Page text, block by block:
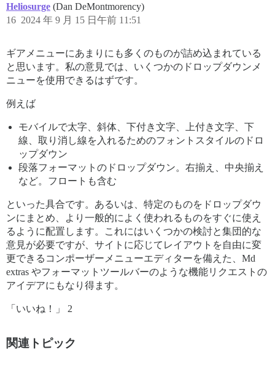
Heliosurge (Dan DeMontmorency)
2024 年 9 月 15 日午前 11:51
16
ギアメニューにあまりにも多くのものが詰め込まれている
と思います。私の意見では、いくつかのドロップダウンメ
ニューを使用できるはずです。
例えば
モバイルで太字、斜体、下付き文字、上付き文字、下
線、取り消し線を入れるためのフォントスタイルのドロ
ップダウン
段落フォーマットのドロップダウン。右揃え、中央揃え
など。フロートも含む
といった具合です。あるいは、特定のものをドロップダウ
ンにまとめ、より一般的によく使われるものをすぐに使え
るように配置します。これにはいくつかの検討と集団的な
意見が必要ですが、サイトに応じてレイアウトを自由に変
更できるコンポーザーメニューエディターを備えた、Md
extras やフォーマットツールバーのような機能リクエストの
アイデアにもなり得ます。
「いいね！」 2
関連トピック